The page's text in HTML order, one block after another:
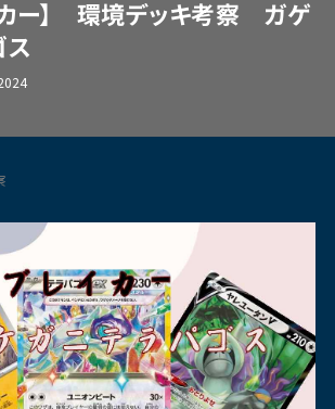
カー】 環境デッキ考察 ガゲ
ス